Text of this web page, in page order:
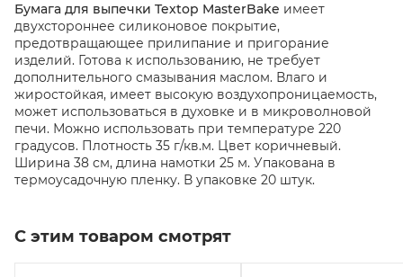
Бумага для выпечки Textop MasterBake имеет
двухстороннее силиконовое покрытие,
предотвращающее прилипание и пригорание
изделий. Готова к использованию, не требует
дополнительного смазывания маслом. Влаго и
жиростойкая, имеет высокую воздухопроницаемость,
может использоваться в духовке и в микроволновой
печи. Можно использовать при температуре 220
градусов. Плотность 35 г/кв.м. Цвет коричневый.
Ширина 38 см, длина намотки 25 м. Упакована в
термоусадочную пленку. В упаковке 20 штук.
С этим товаром смотрят